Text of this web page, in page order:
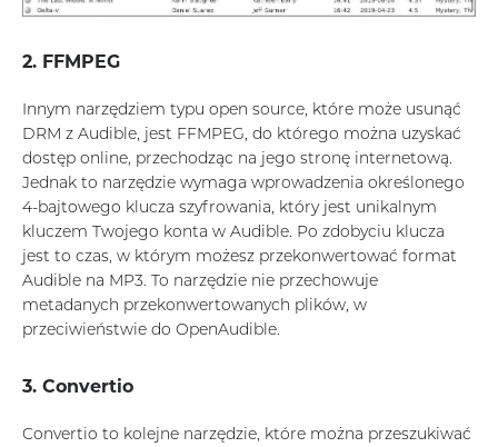
2. FFMPEG
Innym narzędziem typu open source, które może usunąć
DRM z Audible, jest FFMPEG, do którego można uzyskać
dostęp online, przechodząc na jego stronę internetową.
Jednak to narzędzie wymaga wprowadzenia określonego
4-bajtowego klucza szyfrowania, który jest unikalnym
kluczem Twojego konta w Audible. Po zdobyciu klucza
jest to czas, w którym możesz przekonwertować format
Audible na MP3. To narzędzie nie przechowuje
metadanych przekonwertowanych plików, w
przeciwieństwie do OpenAudible.
3. Convertio
Convertio to kolejne narzędzie, które można przeszukiwać